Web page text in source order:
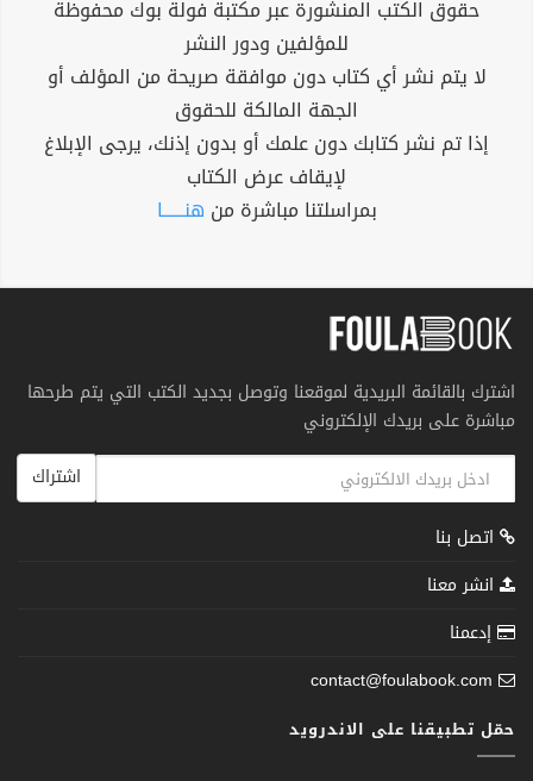
حقوق الكتب المنشورة عبر مكتبة فولة بوك محفوظة
للمؤلفين ودور النشر
لا يتم نشر أي كتاب دون موافقة صريحة من المؤلف أو
الجهة المالكة للحقوق
إذا تم نشر كتابك دون علمك أو بدون إذنك، يرجى الإبلاغ
لإيقاف عرض الكتاب
بمراسلتنا مباشرة من هنــــــا
اشترك بالقائمة البريدية لموقعنا وتوصل بجديد الكتب التي يتم طرحها
مباشرة على بريدك الإلكتروني
اشتراك
اتصل بنا
انشر معنا
إدعمنا
contact@foulabook.com
حمّل تطبيقنا على الاندرويد